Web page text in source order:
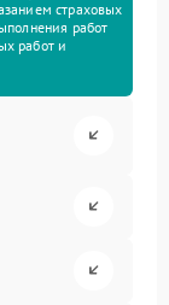
страховых
работ
работ и